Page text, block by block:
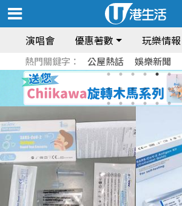
演唱會 優惠著數 玩樂情報
熱門關鍵字： 公屋熱話 娛樂新聞